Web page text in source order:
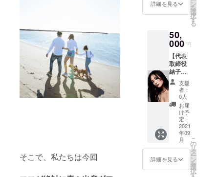
そこで、私たちは今回
BONDY
アッ
プ・ス
タジオ
「Studi
o
ENTRE
」が事
業の相
談に乗
るプラ
ンで
す。 ま
ずは1時
間の事
業相談
会をさ
せてい
ム ＋
BONDY
×SALO
ロゴ刻
印ヘア
ブラシ
＋
BONDY
&gift 4
万円相
当コー
詳細を見る ン
を
選
択
す
る
50,
000 円
【代表
取締役
結子か
ら直接
個別
レッス
ン＋
BONDY
プロダ
クト
BOX】
BONDY
のプロ
ダクト
BOXに
加え、
支援
者：
0人
お届
け予
定：
2021
年09
月
詳細を見る
こ
の
リ
タ
ー
ン
を
選
択
す